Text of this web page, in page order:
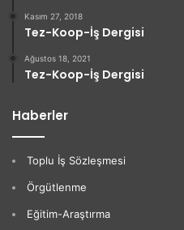
Kasım 27, 2018
Tez-Koop-İş Dergisi
Ağustos 18, 2021
Tez-Koop-İş Dergisi
Haberler
Toplu İş Sözleşmesi
Örgütlenme
Eğitim-Araştırma